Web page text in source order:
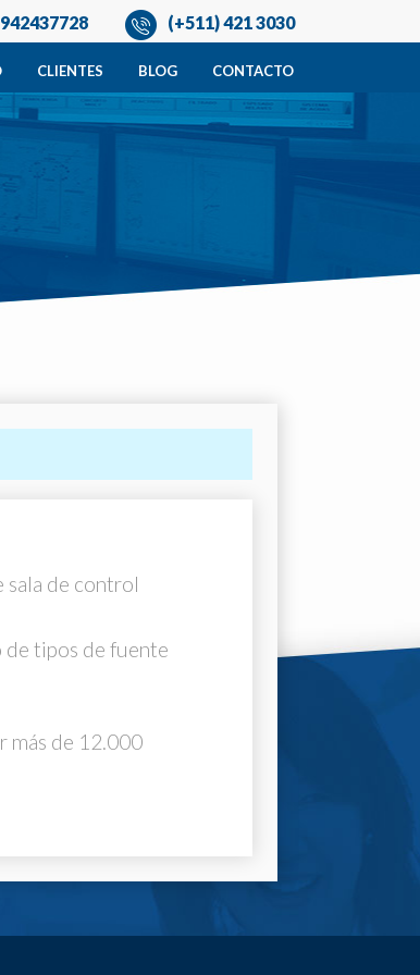
(+511) 421 3030
CLIENTES BLOG CONTACTO
sala de control
de tipos de fuente
más de 12.000